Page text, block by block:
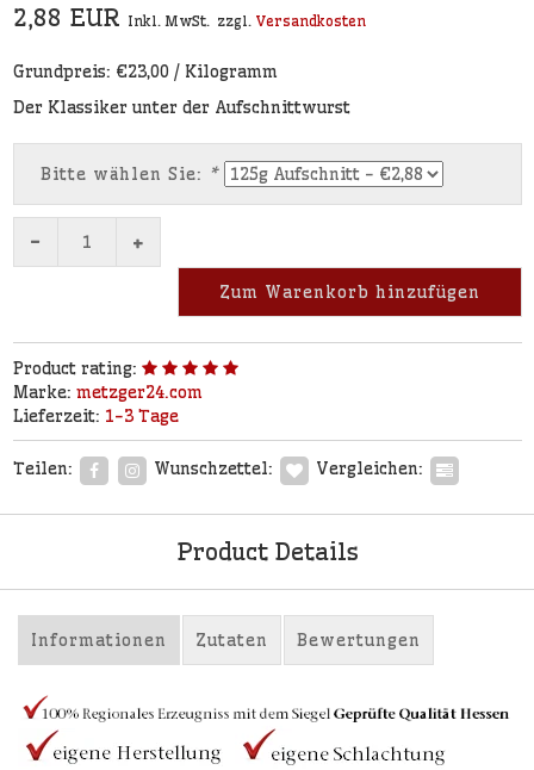
2,88 EUR Inkl. MwSt. zzgl. Versandkosten
Grundpreis: €23,00 / Kilogramm
Der Klassiker unter der Aufschnittwurst
Bitte wählen Sie: *
- +
Zum Warenkorb hinzufügen
Product rating:
Marke: metzger24.com
Lieferzeit: 1-3 Tage
Teilen: Wunschzettel: Vergleichen:
Product Details
Informationen Zutaten Bewertungen